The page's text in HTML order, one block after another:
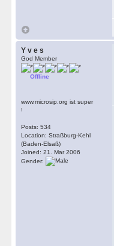
Y v e s
God Member
Offline
www.microsip.org ist super
!
Posts: 534
Location: Straßburg-Kehl
(Baden-Elsaß)
Joined: 21. Mar 2006
Gender: